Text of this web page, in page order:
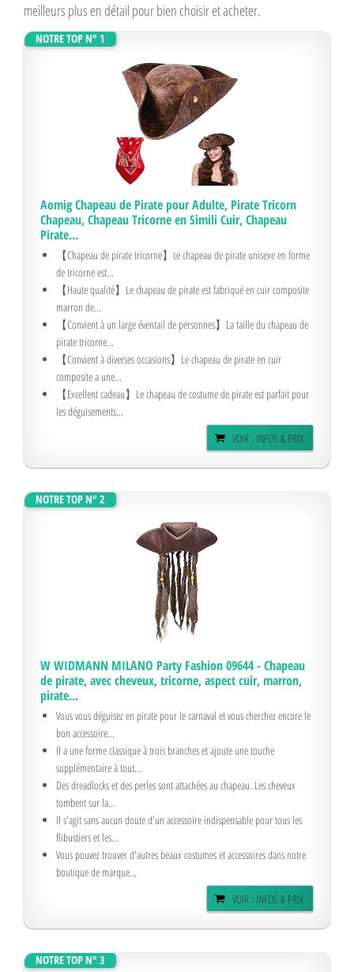
meilleurs plus en détail pour bien choisir et acheter.
NOTRE TOP N° 1
Aomig Chapeau de Pirate pour Adulte, Pirate Tricorn
Chapeau, Chapeau Tricorne en Simili Cuir, Chapeau
Pirate...
【Chapeau de pirate tricorne】ce chapeau de pirate unisexe en forme
de tricorne est...
【Haute qualité】Le chapeau de pirate est fabriqué en cuir composite
marron de...
【Convient à un large éventail de personnes】La taille du chapeau de
pirate tricorne...
【Convient à diverses occasions】Le chapeau de pirate en cuir
composite a une...
【Excellent cadeau】Le chapeau de costume de pirate est parfait pour
les déguisements...
VOIR : INFOS & PRIX
NOTRE TOP N° 2
W WIDMANN MILANO Party Fashion 09644 - Chapeau
de pirate, avec cheveux, tricorne, aspect cuir, marron,
pirate...
Vous vous déguisez en pirate pour le carnaval et vous cherchez encore le
bon accessoire...
Il a une forme classique à trois branches et ajoute une touche
supplémentaire à tout...
Des dreadlocks et des perles sont attachées au chapeau. Les cheveux
tombent sur la...
Il s'agit sans aucun doute d'un accessoire indispensable pour tous les
flibustiers et les...
Vous pouvez trouver d'autres beaux costumes et accessoires dans notre
boutique de marque...
VOIR : INFOS & PRIX
NOTRE TOP N° 3